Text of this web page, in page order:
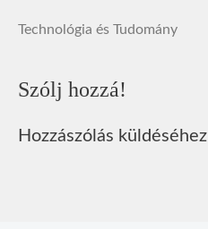
Technológia és Tudomány
Szólj hozzá!
Hozzászólás küldéséhez